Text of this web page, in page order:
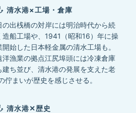
清水港×工場・倉庫
の出桟橋の対岸には明治時代から続
造船工場や、1941（昭和16）年に操
開始した日本軽金属の清水工場も。
洋漁業の拠点江尻埠頭には冷凍倉庫
建ち並び、清水港の発展を支えた老
まいが歴史を感じさせる。
清水港✕歴史